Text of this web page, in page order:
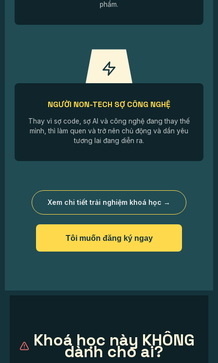
phẩm.
NGƯỜI NON-TECH SỢ CÔNG NGHỆ
Thay vì sợ code, sợ AI và công nghệ đang thay thế
mình, thì làm quen và trở nên chủ động và dần yêu
tương lai đang diễn ra.
Xem chi tiết trải nghiệm khoá học →
Tôi muốn đăng ký ngay
Khoá học này KHÔNG
dành cho ai?